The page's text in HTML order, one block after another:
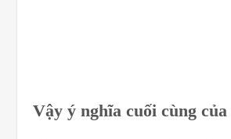
Vậy ý nghĩa cuối cùng của